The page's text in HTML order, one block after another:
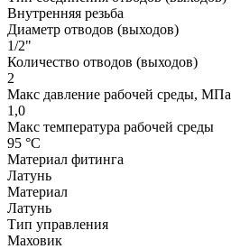
Внутренняя резьба
Диаметр отводов (выходов)
1/2"
Количество отводов (выходов)
2
Макс давление рабочей среды, МПа
1,0
Макс температура рабочей среды
95 °С
Материал фитинга
Латунь
Материал
Латунь
Тип управления
Маховик